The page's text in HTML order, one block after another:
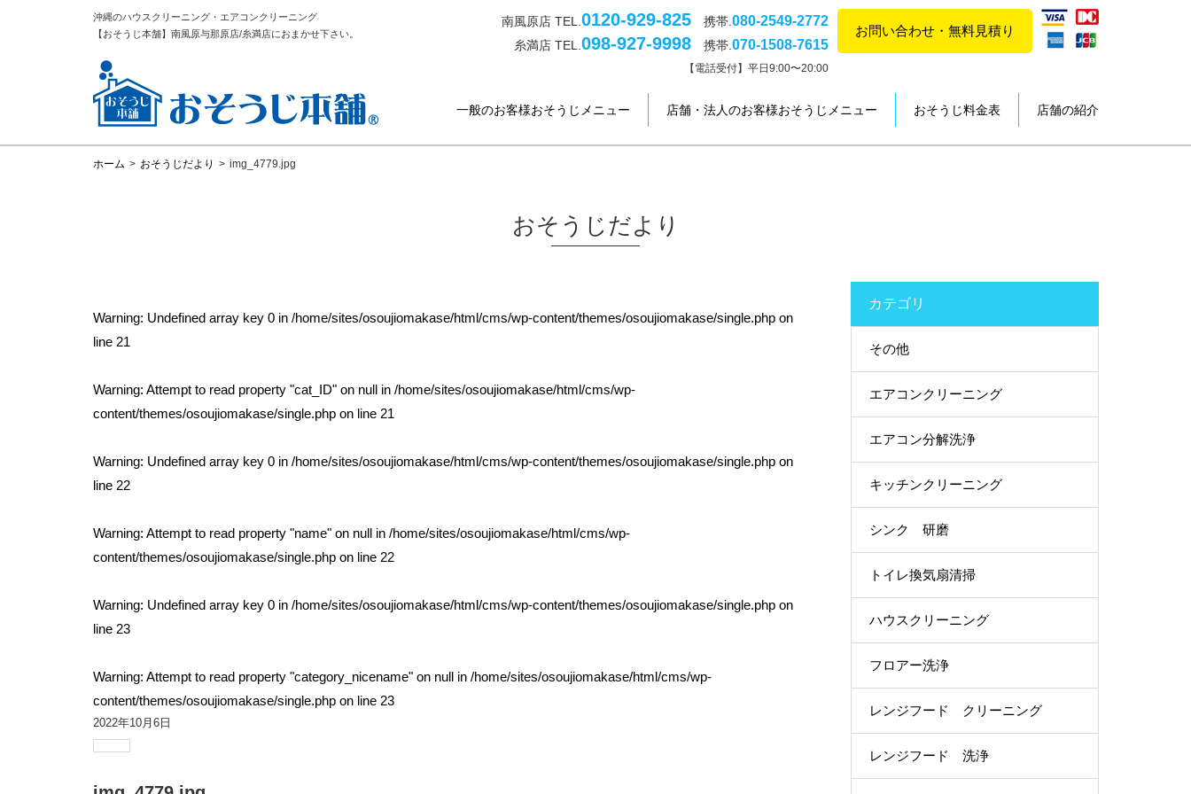
沖縄のハウスクリーニング・エアコンクリーニング
【おそうじ本舗】南風原与那原店/糸満店におまかせ下さい。
南風原店 TEL. 0120-929-825携帯. 080-2549-2772
糸満店 TEL. 098-927-9998携帯. 070-1508-7615
【電話受付】平日9:00〜20:00
お問い合わせ・無料見積り
一般のお客様おそうじメニュー 店舗・法人のお客様おそうじメニュー おそうじ料金表 店舗の紹介
ホーム > おそうじだより > img_4779.jpg
おそうじだより
Warning: Undefined array key 0 in /home/sites/osoujiomakase/html/cms/wp-content/themes/osoujiomakase/single.phpon
line 21
Warning: Attempt to read property "cat_ID" on null in /home/sites/osoujiomakase/html/cms/wp-
content/themes/osoujiomakase/single.phpon line 21
Warning: Undefined array key 0 in /home/sites/osoujiomakase/html/cms/wp-content/themes/osoujiomakase/single.phpon
line 22
Warning: Attempt to read property "name" on null in /home/sites/osoujiomakase/html/cms/wp-
content/themes/osoujiomakase/single.phpon line 22
Warning: Undefined array key 0 in /home/sites/osoujiomakase/html/cms/wp-content/themes/osoujiomakase/single.phpon
line 23
Warning: Attempt to read property "category_nicename" on null in /home/sites/osoujiomakase/html/cms/wp-
content/themes/osoujiomakase/single.phpon line 23
2022年10月6日
カテゴリ
その他
エアコンクリーニング
エアコン分解洗浄
キッチンクリーニング
シンク 研磨
トイレ換気扇清掃
ハウスクリーニング
フロアー洗浄
レンジフード クリーニング
レンジフード 洗浄